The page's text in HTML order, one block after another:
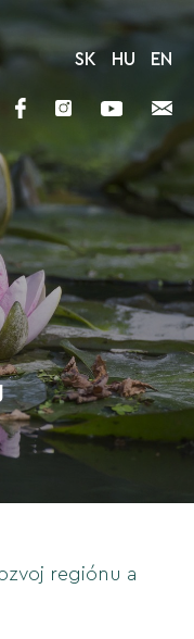
SK HU EN
regiónu a